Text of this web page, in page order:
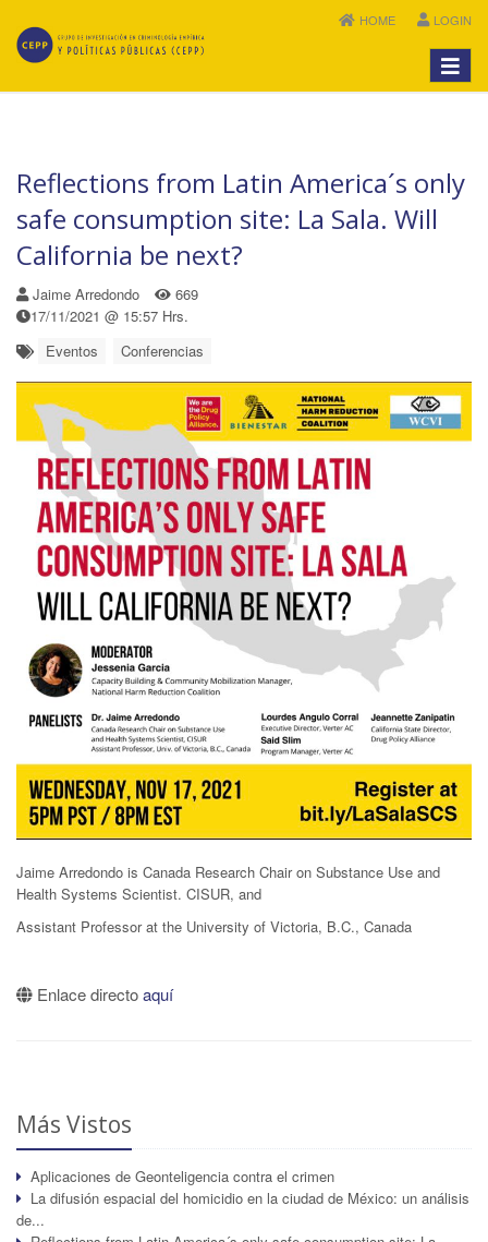
HOME LOGIN
Menú
Reflections from Latin America´s only
safe consumption site: La Sala. Will
California be next?
Jaime Arredondo
669
17/11/2021 @ 15:57 Hrs.
Eventos
Conferencias
Jaime Arredondo is Canada Research Chair on Substance Use and
Health Systems Scientist. CISUR, and
Assistant Professor at the University of Victoria, B.C., Canada
Enlace directoaquí
Más Vistos
Aplicaciones de Geonteligencia contra el crimen
La difusión espacial del homicidio en la ciudad de México: un análisis
de...